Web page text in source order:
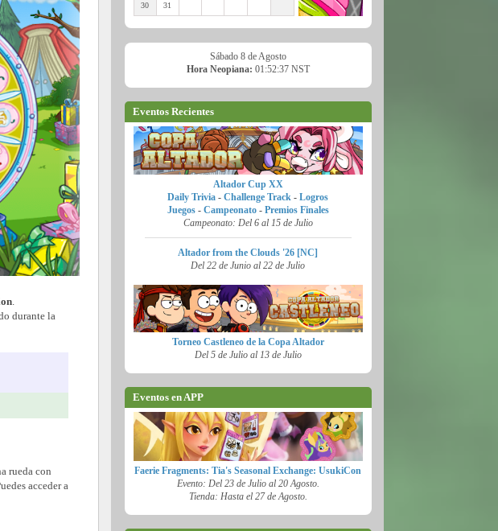
.
durante la
rueda con
acceder a
30 31
Sábado 8 de Agosto
Hora Neopiana: 01:52:38 NST
Eventos Recientes
Altador Cup XX
Daily Trivia -Challenge Track -Logros
Juegos- Campeonato- Premios Finales
Campeonato: Del 6 al 15 de Julio
Altador from the Clouds '26 [NC]
Del 22 de Junio al 22 de Julio
Torneo Castleneo de la Copa Altador
Del 5 de Julio al 13 de Julio
Eventos en APP
Faerie Fragments: Tia's Seasonal Exchange: UsukiCon
Evento: Del 23 de Julio al 20 Agosto.
Tienda: Hasta el 27 de Agosto.